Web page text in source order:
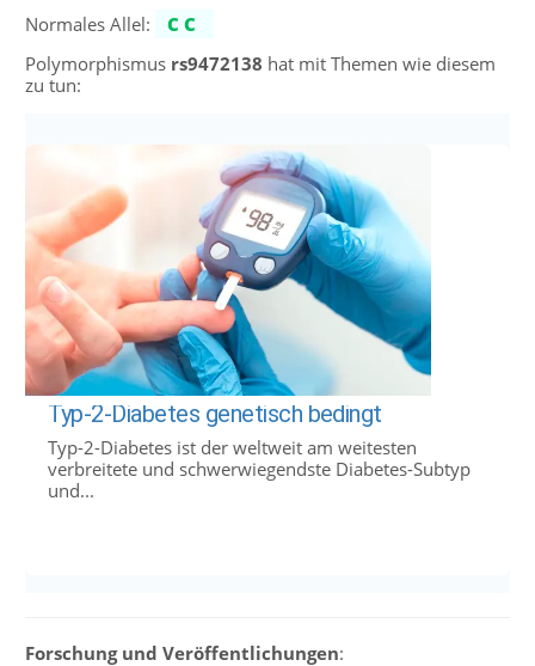
Normales Allel:
CC
Polymorphismus rs9472138 hat mit Themen wie diesem
zu tun:
Typ-2-Diabetes genetisch bedingt
Typ-2-Diabetes ist der weltweit am weitesten
verbreitete und schwerwiegendste Diabetes-Subtyp
und...
Forschung und Veröffentlichungen: